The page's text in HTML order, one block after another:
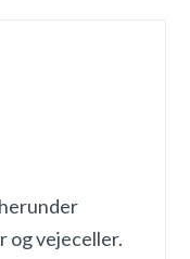
og vejeceller.